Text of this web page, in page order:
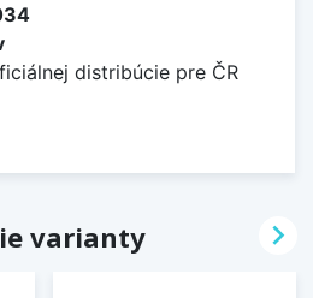
distribúcie pre ČR
varianty 